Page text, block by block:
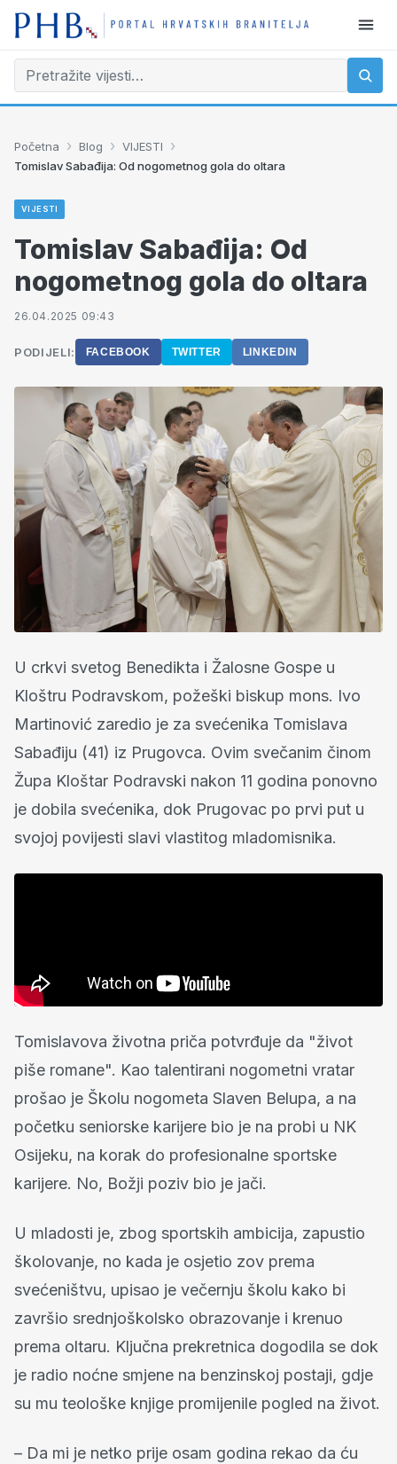
Početna › Blog › VIJESTI ›
Tomislav Sabađija: Od nogometnog gola do oltara
VIJESTI
Tomislav Sabađija: Od
nogometnog gola do oltara
26.04.2025 09:43
PODIJELI: FACEBOOK TWITTER LINKEDIN
U crkvi svetog Benedikta i Žalosne Gospe u
Kloštru Podravskom, požeški biskup mons. Ivo
Martinović zaredio je za svećenika Tomislava
Sabađiju (41) iz Prugovca. Ovim svečanim činom
Župa Kloštar Podravski nakon 11 godina ponovno
je dobila svećenika, dok Prugovac po prvi put u
svojoj povijesti slavi vlastitog mladomisnika.
Tomislavova životna priča potvrđuje da "život
piše romane". Kao talentirani nogometni vratar
prošao je Školu nogometa Slaven Belupa, a na
početku seniorske karijere bio je na probi u NK
Osijeku, na korak do profesionalne sportske
karijere. No, Božji poziv bio je jači.
U mladosti je, zbog sportskih ambicija, zapustio
školovanje, no kada je osjetio zov prema
svećeništvu, upisao je večernju školu kako bi
završio srednjoškolsko obrazovanje i krenuo
prema oltaru. Ključna prekretnica dogodila se dok
je radio noćne smjene na benzinskoj postaji, gdje
su mu teološke knjige promijenile pogled na život.
– Da mi je netko prije osam godina rekao da ću